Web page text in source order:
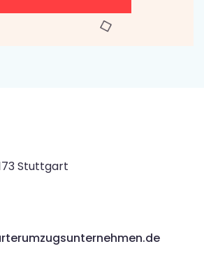
Stuttgart